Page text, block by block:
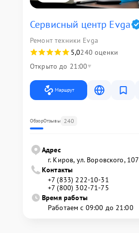
Сервисный центр Evga
Ремонт техники Evga
5,0240 оценки
Открыто до 21:00
Маршрут
ОбзорОтзывы 240
Адрес
г. Киров, ул. Воровского, 107
Контакты
+7 (833) 222-10-31
+7 (800) 302-71-75
Время работы
Работаем с 09:00 до 21:00